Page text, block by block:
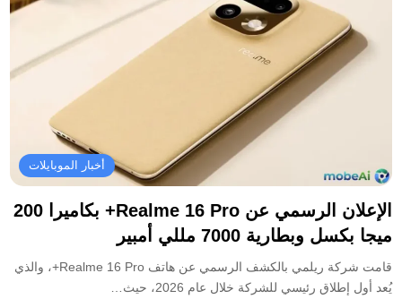
أخبار الموبايلات
الإعلان الرسمي عن Realme 16 Pro+ بكاميرا 200
ميجا بكسل وبطارية 7000 مللي أمبير
قامت شركة ريلمي بالكشف الرسمي عن هاتف Realme 16 Pro+، والذي
يُعد أول إطلاق رئيسي للشركة خلال عام 2026، حيث…